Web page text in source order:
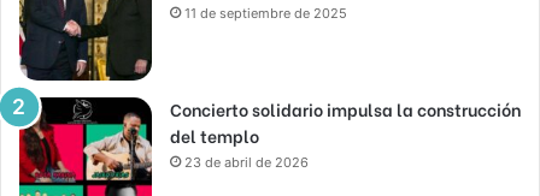
11 de septiembre de 2025
Concierto solidario impulsa la construcción
del templo
23 de abril de 2026